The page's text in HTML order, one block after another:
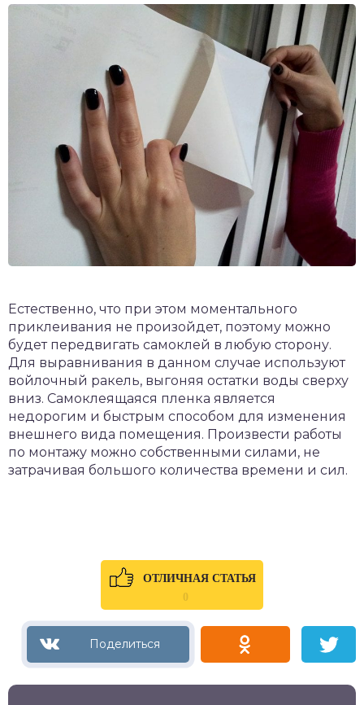
Естественно, что при этом моментального
приклеивания не произойдет, поэтому можно
будет передвигать самоклей в любую сторону.
Для выравнивания в данном случае используют
войлочный ракель, выгоняя остатки воды сверху
вниз. Самоклеящаяся пленка является
недорогим и быстрым способом для изменения
внешнего вида помещения. Произвести работы
по монтажу можно собственными силами, не
затрачивая большого количества времени и сил.
ОТЛИЧНАЯ СТАТЬЯ
0